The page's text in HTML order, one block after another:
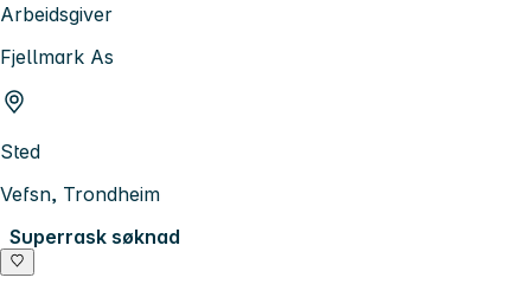
Arbeidsgiver
Fjellmark As
Sted
Vefsn, Trondheim
Superrask søknad